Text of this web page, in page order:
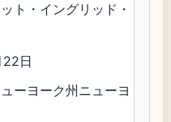
ト・イングリッド・
22日
ーヨーク州ニューヨ